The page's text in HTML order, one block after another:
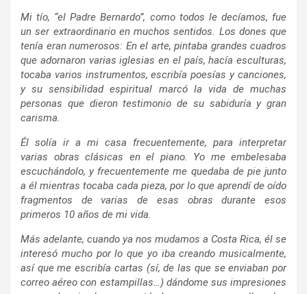
Mi tío, “el Padre Bernardo”, como todos le decíamos, fue
un ser extraordinario en muchos sentidos. Los dones que
tenía eran numerosos: En el arte, pintaba grandes cuadros
que adornaron varias iglesias en el país, hacía esculturas,
tocaba varios instrumentos, escribía poesías y canciones,
y su sensibilidad espiritual marcó la vida de muchas
personas que dieron testimonio de su sabiduría y gran
carisma.
Él solía ir a mi casa frecuentemente, para interpretar
varias obras clásicas en el piano. Yo me embelesaba
escuchándolo, y frecuentemente me quedaba de pie junto
a él mientras tocaba cada pieza, por lo que aprendí de oído
fragmentos de varias de esas obras durante esos
primeros 10 años de mi vida.
Más adelante, cuando ya nos mudamos a Costa Rica, él se
interesó mucho por lo que yo iba creando musicalmente,
así que me escribía cartas (sí, de las que se enviaban por
correo aéreo con estampillas…) dándome sus impresiones